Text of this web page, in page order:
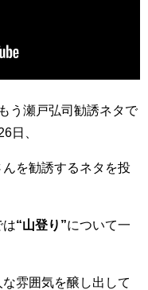
う瀬戸弘司勧誘ネタで
日、
を勧誘するネタを投
は“山登り”について一
雰囲気を醸し出して